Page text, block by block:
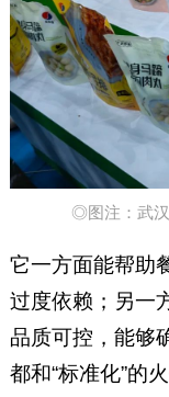
◎图注：武
它一方面能帮助
过度依赖；另一
品质可控，能够
都和“标准化”的